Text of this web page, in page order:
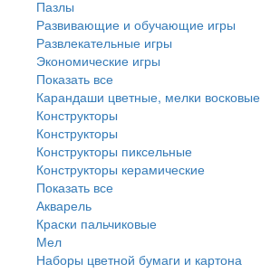
Пазлы
Развивающие и обучающие игры
Развлекательные игры
Экономические игры
Показать все
Карандаши цветные, мелки восковые
Конструкторы
Конструкторы
Конструкторы пиксельные
Конструкторы керамические
Показать все
Акварель
Краски пальчиковые
Мел
Наборы цветной бумаги и картона